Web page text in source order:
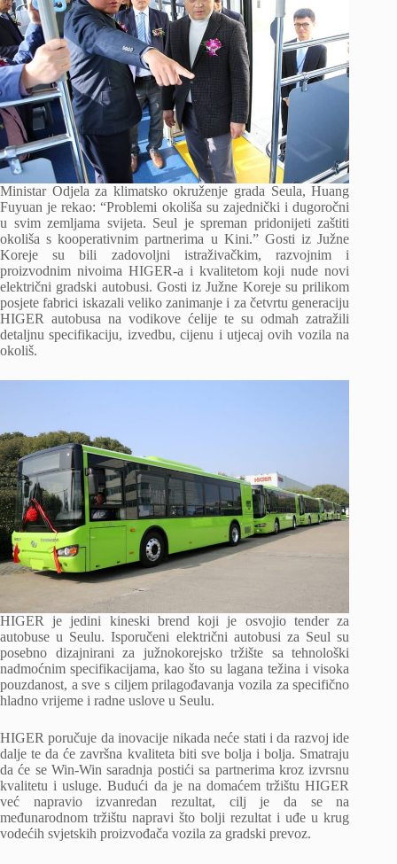
Ministar Odjela za klimatsko okruženje grada Seula,Huang
Fuyuan je rekao: “Problemi okoliša su zajednički i dugoročni
u svim zemljama svijeta. Seul je spreman pridonijeti zaštiti
okoliša s kooperativnim partnerima u Kini.” Gosti iz Južne
Koreje su bili zadovoljni istraživačkim, razvojnim i
proizvodnim nivoima HIGER-a i kvalitetom koji nude novi
električni gradski autobusi. Gosti iz Južne Koreje su prilikom
posjete fabrici iskazali veliko zanimanje i za četvrtu generaciju
HIGER autobusa na vodikove ćelije te su odmah zatražili
detaljnu specifikaciju, izvedbu, cijenu i utjecaj ovih vozila na
okoliš.
HIGER je jedini kineski brend koji je osvojio tender za
autobuse u Seulu. Isporučeni električni autobusi za Seul su
posebno dizajnirani za južnokorejsko tržište sa tehnološki
nadmoćnim specifikacijama, kao što su lagana težina i visoka
pouzdanost, a sve s ciljem prilagođavanja vozila za specifično
hladno vrijeme i radne uslove u Seulu.
HIGER poručuje da inovacije nikada neće stati i da razvoj ide
dalje te da će završna kvaliteta biti sve bolja i bolja. Smatraju
da će se Win-Win saradnja postići sa partnerima kroz izvrsnu
kvalitetu i usluge. Budući da je na domaćem tržištu HIGER
već napravio izvanredan rezultat, cilj je da se na
međunarodnom tržištu napravi što bolji rezultat i uđe u krug
vodećih svjetskih proizvođača vozila za gradski prevoz.